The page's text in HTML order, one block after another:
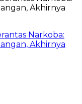
Narkoba:
Akhirnya